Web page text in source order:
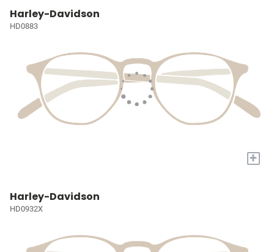
Harley-Davidson
HD0883
+
Harley-Davidson
HD0932X